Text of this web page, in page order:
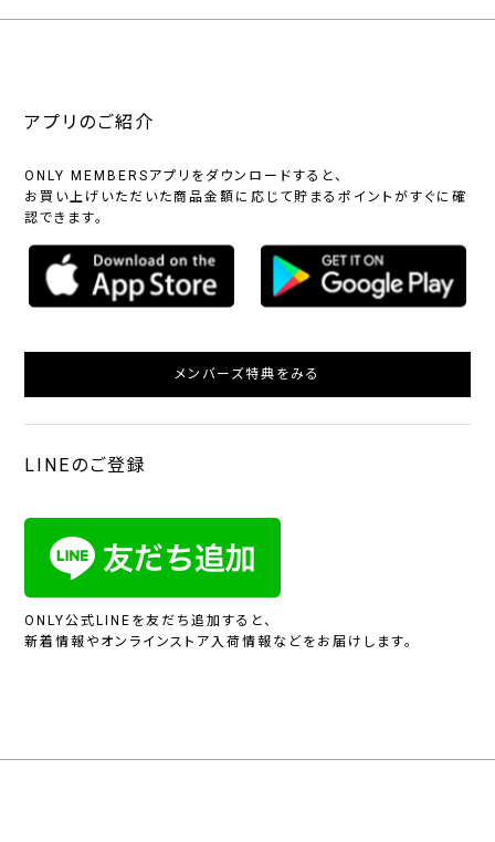
アプリのご紹介
ONLY MEMBERSアプリをダウンロードすると、
お買い上げいただいた商品金額に応じて貯まるポイントがすぐに確
認できます。
メンバーズ特典をみる
LINEのご登録
ONLY公式LINEを友だち追加すると、
新着情報やオンラインストア入荷情報などをお届けします。